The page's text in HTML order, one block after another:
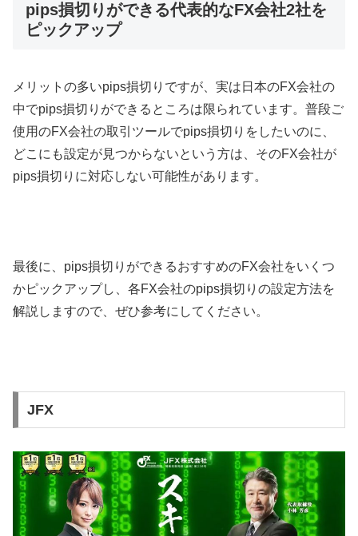
pips損切りができる代表的なFX会社2社を
ピックアップ
メリットの多いpips損切りですが、実は日本のFX会社の
中でpips損切りができるところは限られています。普段ご
使用のFX会社の取引ツールでpips損切りをしたいのに、
どこにも設定が見つからないという方は、そのFX会社が
pips損切りに対応しない可能性があります。
最後に、 pips損切りができるおすすめのFX会社をいくつ
かピックアップし、各FX会社のpips損切りの設定方法を
解説しますので、ぜひ参考にしてください。
JFX